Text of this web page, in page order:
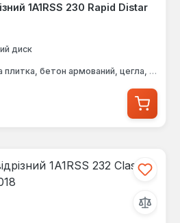
1A1RSS 230 Rapid Distar
диск
бетон армований, цегла, граніт